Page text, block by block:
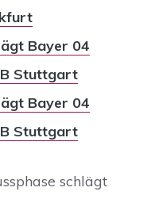
Bayer 04
Stuttgart
Bayer 04
Stuttgart
schlägt